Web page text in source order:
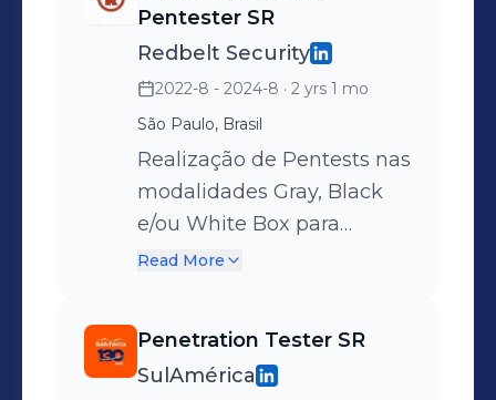
Pentester SR
Redbelt Security
2022-8 - 2024-8 · 2 yrs 1 mo
São Paulo, Brasil
Realização de Pentests nas
modalidades Gray, Black
e/ou White Box para
identificar vulnerabilidades
aplicações web, ambientes
em nuvem e internos,
Read More
Penetration Tester SR
SulAmérica